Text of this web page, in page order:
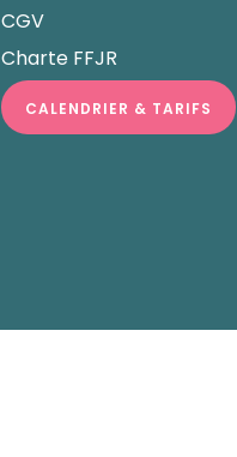
CGV
Charte FFJR
CALENDRIER & TARIFS